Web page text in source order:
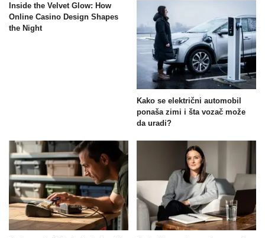
Inside the Velvet Glow: How
Online Casino Design Shapes
the Night
Kako se električni automobil
ponaša zimi i šta vozač može
da uradi?